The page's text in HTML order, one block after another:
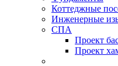
Коттеджные
Инженерные
СПА
Проект
Проект